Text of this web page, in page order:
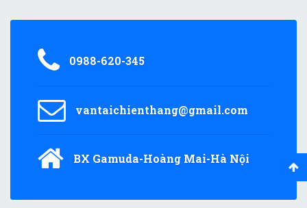
0988-620-345
vantaichienthang@gmail.com
BX Gamuda-Hoàng Mai-Hà Nội